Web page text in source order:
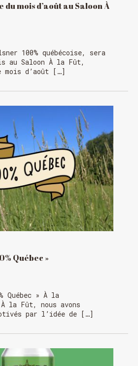
du mois d’août au Saloon À
100% québécoise, sera
au Saloon À la Fût,
mois d’août […]
Québec »
Québec » À la
la Fût, nous avons
par l’idée de […]